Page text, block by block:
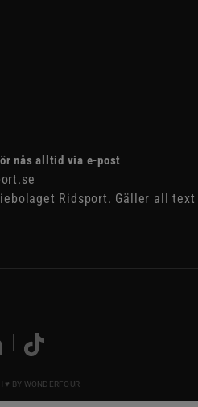
nås alltid via e-post
Ridsport. Gäller all text
♥ BY WONDERFOUR